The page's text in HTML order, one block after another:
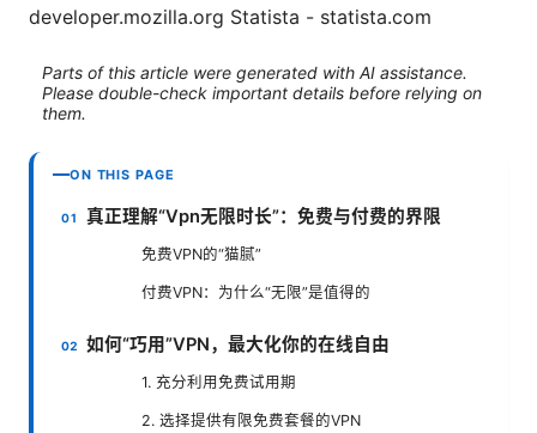
developer.mozilla.org Statista - statista.com
Parts of this article were generated with AI assistance.
Please double-check important details before relying on
them.
ON THIS PAGE
真正理解“Vpn无限时长”：免费与付费的界限
免费VPN的“猫腻”
付费VPN：为什么“无限”是值得的
如何“巧用”VPN，最大化你的在线自由
1. 充分利用免费试用期
2. 选择提供有限免费套餐的VPN